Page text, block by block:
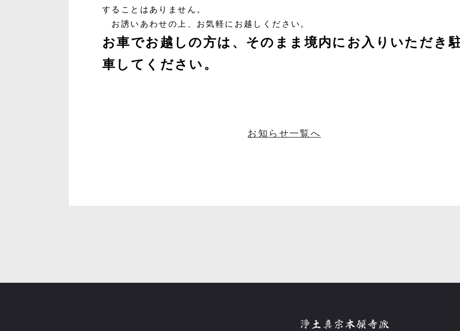
することはありません。
お誘いあわせの上、お気軽にお越しください。
お車でお越しの方は、そのまま境内にお入りいただき
車してください。
お知らせ一覧へ